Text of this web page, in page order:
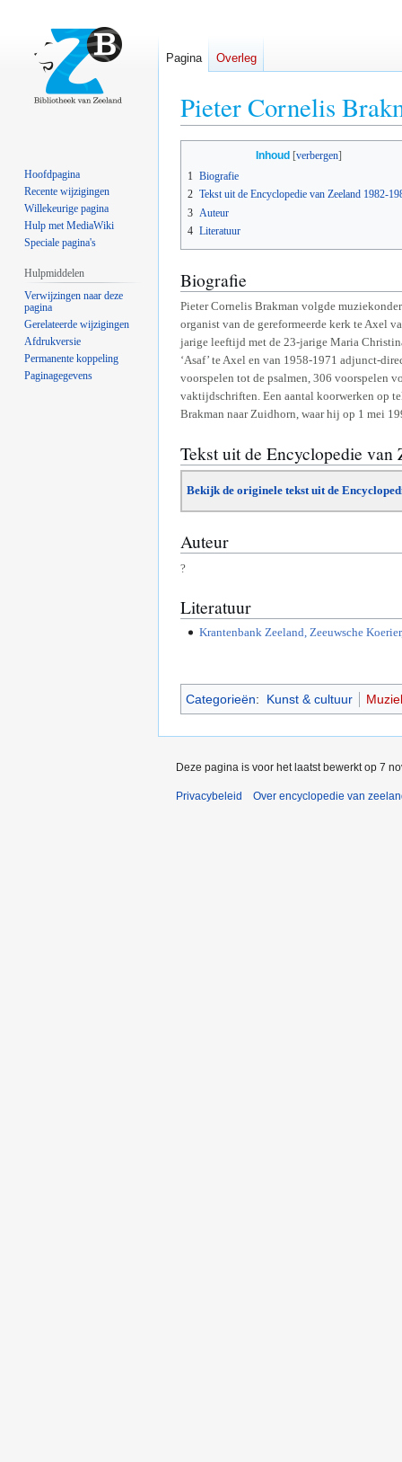
Pieter Cornelis
navigatie
springen
zoeken
springen
Inhoud
1 Biografie
2 Tekst uit de Encyclopedie van Zeeland 1982-
3 Auteur
4 Literatuur
Biografie
Pieter Cornelis Brakman volgde
organist van de gereformeerde kerk te Axel
jarige leeftijd met de 23-jarige Maria
‘Asaf’ te Axel en van 1958-1971 adjunct-
voorspelen tot de psalmen, 306 voorspelen
vaktijdschriften. Een aantal koorwerken op
Brakman naar Zuidhorn, waar hij op 1 mei
Tekst uit de Encyclopedie van
Bekijk de originele tekst uit de
Auteur
?
Literatuur
Krantenbank Zeeland, Zeeuwsche
Categorieën: Kunst & cultuur
Pagina Overleg
Hoofdpagina
Recente wijzigingen
Willekeurige pagina
Hulp met MediaWiki
Speciale pagina's
Hulpmiddelen
Verwijzingen naar deze
pagina
Gerelateerde wijzigingen
Afdrukversie
Permanente koppeling
Paginagegevens
Deze pagina is voor het laatst bewerkt op 7
Privacybeleid Over encyclopedie van